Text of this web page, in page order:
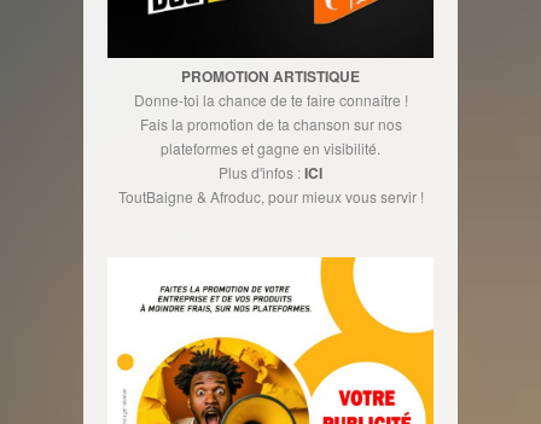
PROMOTION ARTISTIQUE
Donne-toi la chance de te faire connaître !
Fais la promotion de ta chanson sur nos
plateformes et gagne en visibilité.
Plus d'infos :ICI
ToutBaigne & Afroduc, pour mieux vous servir !